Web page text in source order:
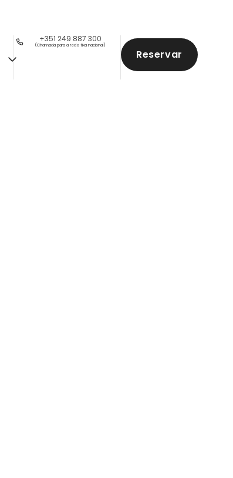
Reservar
+351 249 887 300
(Chamada para a rede fixa nacional)